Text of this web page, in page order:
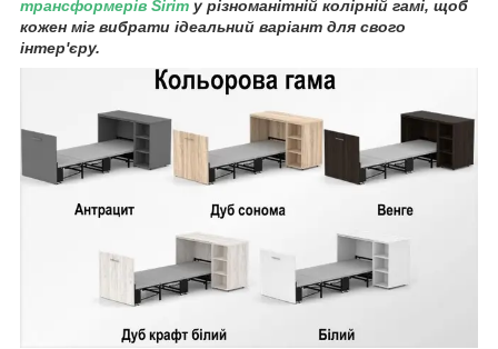
трансформерів Sirim у різноманітній колірній гамі, щоб
кожен міг вибрати ідеальний варіант для свого
інтер'єру.